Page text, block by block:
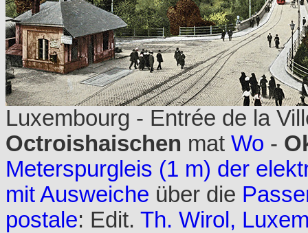
Luxembourg - Entrée de la
Octroishaischen mat Wo -
Meterspurgleis (1 m) der
mit Ausweiche über die
postale: Edit. Th. Wirol,